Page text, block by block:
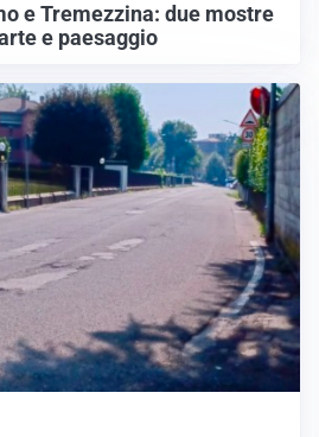
e Tremezzina: due mostre
e paesaggio